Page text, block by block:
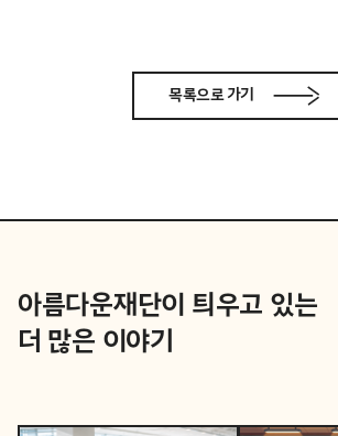
목록으로 가기
아름다운재단이 틔우고 있는
더 많은 이야기